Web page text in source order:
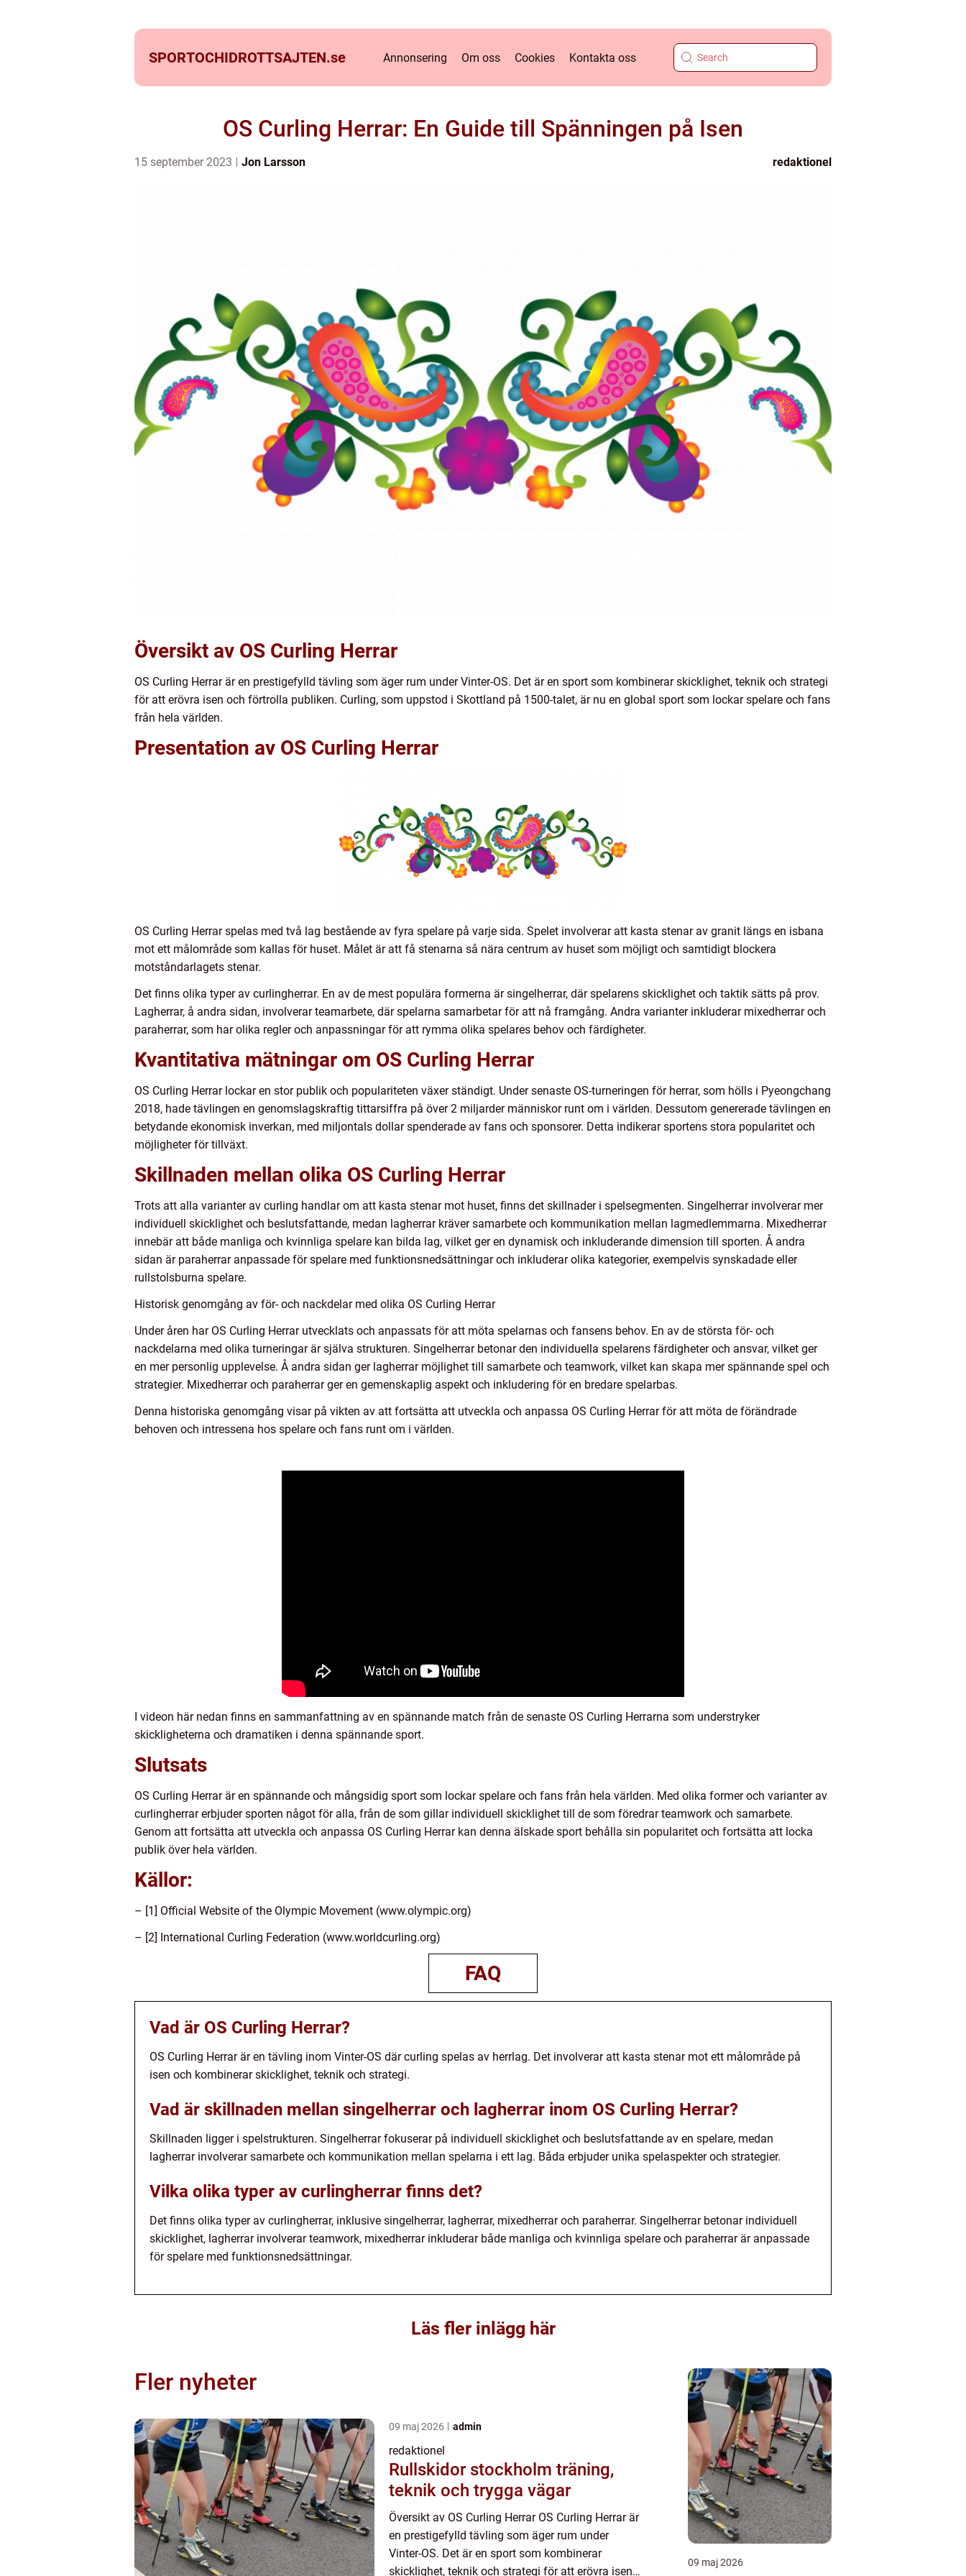
SPORTOCHIDROTTSAJTEN.se Annonsering Om oss Cookies Kontakta oss
OS Curling Herrar: En Guide till Spänningen på Isen
15 september 2023 Jon Larsson redaktionel
Översikt av OS Curling Herrar
OS Curling Herrar är en prestigefylld tävling som äger rum under Vinter-OS. Det är en sport som kombinerar skicklighet, teknik och strategi
för att erövra isen och förtrolla publiken. Curling, som uppstod i Skottland på 1500-talet, är nu en global sport som lockar spelare och fans
från hela världen.
Presentation av OS Curling Herrar
OS Curling Herrar spelas med två lag bestående av fyra spelare på varje sida. Spelet involverar att kasta stenar av granit längs en isbana
mot ett målområde som kallas för huset. Målet är att få stenarna så nära centrum av huset som möjligt och samtidigt blockera
motståndarlagets stenar.
Det finns olika typer av curlingherrar. En av de mest populära formerna är singelherrar, där spelarens skicklighet och taktik sätts på prov.
Lagherrar, å andra sidan, involverar teamarbete, där spelarna samarbetar för att nå framgång. Andra varianter inkluderar mixedherrar och
paraherrar, som har olika regler och anpassningar för att rymma olika spelares behov och färdigheter.
Kvantitativa mätningar om OS Curling Herrar
OS Curling Herrar lockar en stor publik och populariteten växer ständigt. Under senaste OS-turneringen för herrar, som hölls i Pyeongchang
2018, hade tävlingen en genomslagskraftig tittarsiffra på över 2 miljarder människor runt om i världen. Dessutom genererade tävlingen en
betydande ekonomisk inverkan, med miljontals dollar spenderade av fans och sponsorer. Detta indikerar sportens stora popularitet och
möjligheter för tillväxt.
Skillnaden mellan olika OS Curling Herrar
Trots att alla varianter av curling handlar om att kasta stenar mot huset, finns det skillnader i spelsegmenten. Singelherrar involverar mer
individuell skicklighet och beslutsfattande, medan lagherrar kräver samarbete och kommunikation mellan lagmedlemmarna. Mixedherrar
innebär att både manliga och kvinnliga spelare kan bilda lag, vilket ger en dynamisk och inkluderande dimension till sporten. Å andra
sidan är paraherrar anpassade för spelare med funktionsnedsättningar och inkluderar olika kategorier, exempelvis synskadade eller
rullstolsburna spelare.
Historisk genomgång av för- och nackdelar med olika OS Curling Herrar
Under åren har OS Curling Herrar utvecklats och anpassats för att möta spelarnas och fansens behov. En av de största för- och
nackdelarna med olika turneringar är själva strukturen. Singelherrar betonar den individuella spelarens färdigheter och ansvar, vilket ger
en mer personlig upplevelse. Å andra sidan ger lagherrar möjlighet till samarbete och teamwork, vilket kan skapa mer spännande spel och
strategier. Mixedherrar och paraherrar ger en gemenskaplig aspekt och inkludering för en bredare spelarbas.
Denna historiska genomgång visar på vikten av att fortsätta att utveckla och anpassa OS Curling Herrar för att möta de förändrade
behoven och intressena hos spelare och fans runt om i världen.
I videon här nedan finns en sammanfattning av en spännande match från de senaste OS Curling Herrarna som understryker
skickligheterna och dramatiken i denna spännande sport.
Slutsats
OS Curling Herrar är en spännande och mångsidig sport som lockar spelare och fans från hela världen. Med olika former och varianter av
curlingherrar erbjuder sporten något för alla, från de som gillar individuell skicklighet till de som föredrar teamwork och samarbete.
Genom att fortsätta att utveckla och anpassa OS Curling Herrar kan denna älskade sport behålla sin popularitet och fortsätta att locka
publik över hela världen.
Källor:
– [1] Official Website of the Olympic Movement (www.olympic.org)
– [2] International Curling Federation (www.worldcurling.org)
FAQ
Vad är OS Curling Herrar?
OS Curling Herrar är en tävling inom Vinter-OS där curling spelas av herrlag. Det involverar att kasta stenar mot ett målområde på
isen och kombinerar skicklighet, teknik och strategi.
Vad är skillnaden mellan singelherrar och lagherrar inom OS Curling Herrar?
Skillnaden ligger i spelstrukturen. Singelherrar fokuserar på individuell skicklighet och beslutsfattande av en spelare, medan
lagherrar involverar samarbete och kommunikation mellan spelarna i ett lag. Båda erbjuder unika spelaspekter och strategier.
Vilka olika typer av curlingherrar finns det?
Det finns olika typer av curlingherrar, inklusive singelherrar, lagherrar, mixedherrar och paraherrar. Singelherrar betonar individuell
skicklighet, lagherrar involverar teamwork, mixedherrar inkluderar både manliga och kvinnliga spelare och paraherrar är anpassade
för spelare med funktionsnedsättningar.
Läs fler inlägg här
Fler nyheter
09 maj 2026 admin
redaktionel
Rullskidor stockholm träning,
teknik och trygga vägar
Översikt av OS Curling Herrar OS Curling Herrar är
en prestigefylld tävling som äger rum under
Vinter-OS. Det är en sport som kombinerar
skicklighet, teknik och strategi för att erövra isen
09 maj 2026